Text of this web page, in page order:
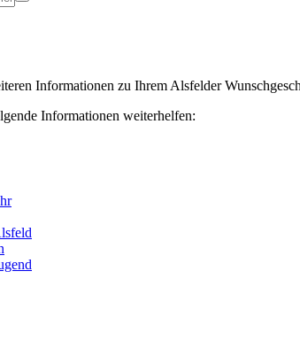
Informationen zu Ihrem Alsfelder
Informationen weiterhelfen: